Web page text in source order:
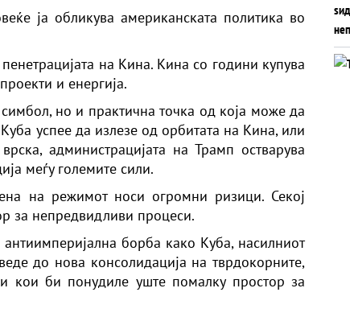
ја обликува американската политика во
на Кина. Кина со години купува
и енергија.
но и практична точка од која може да
успее да излезе од орбитата на Кина, или
администрацијата на Трамп остварува
меѓу големите сили.
на режимот носи огромни ризици. Секој
за непредвидливи процеси.
борба како Куба, насилниот
до нова консолидација на тврдокорните,
кои би понудиле уште помалку простор за